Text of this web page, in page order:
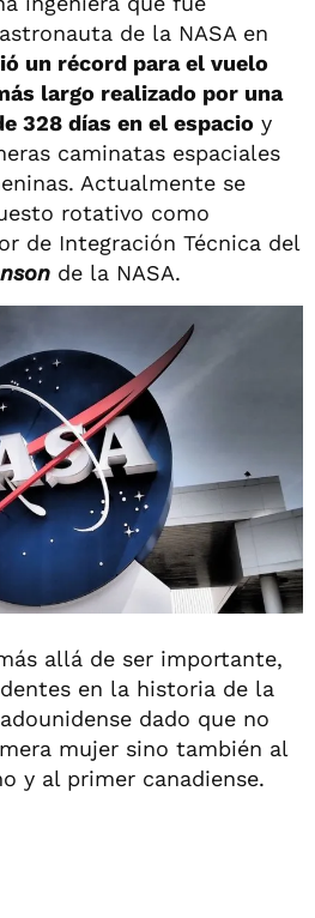
de la NASA en
un récord para el vuelo
largo realizado por una
328 días en el espacio y
caminatas espaciales
Actualmente se
rotativo como
de Integración Técnica del
de la NASA.
allá de ser importante,
en la historia de la
dado que no
mujer sino también al
y al primer canadiense.